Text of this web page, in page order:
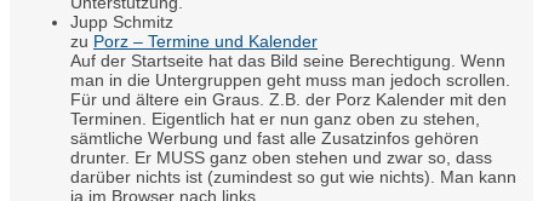
Jupp Schmitz
zu Porz – Termine und Kalender
Auf der Startseite hat das Bild seine Berechtigung. Wenn
man in die Untergruppen geht muss man jedoch scrollen.
Für und ältere ein Graus. Z.B. der Porz Kalender mit den
Terminen. Eigentlich hat er nun ganz oben zu stehen,
sämtliche Werbung und fast alle Zusatzinfos gehören
drunter. Er MUSS ganz oben stehen und zwar so, dass
darüber nichts ist (zumindest so gut wie nichts). Man kann
ja im Browser nach links